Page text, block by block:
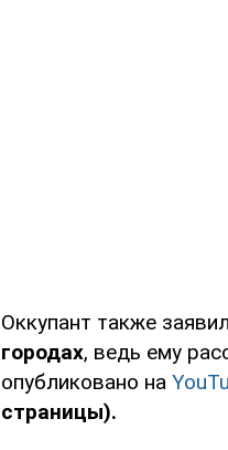
Оккупант также
городах, ведь ему
опубликовано на
страницы).